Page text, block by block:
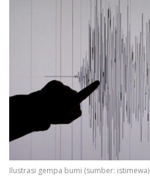
Ilustrasi gempa bumi (sumber: istimewa)